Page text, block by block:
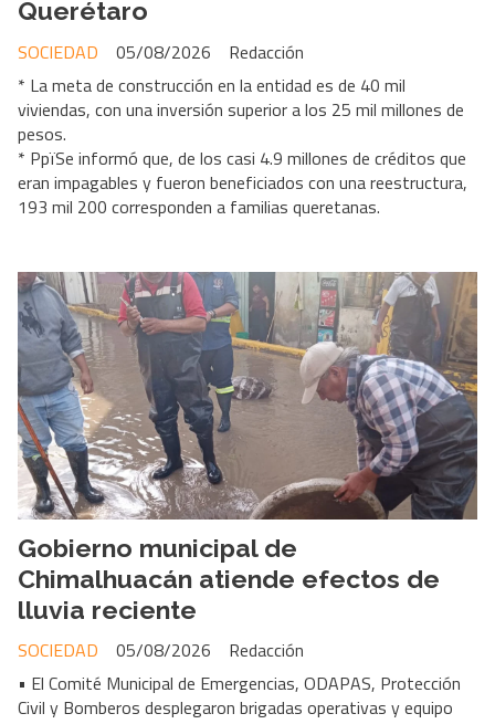
Querétaro
Redacción
SOCIEDAD
05/08/2026
* La meta de construcción en la entidad es de 40 mil
viviendas, con una inversión superior a los 25 mil millones de
pesos.
* PpïSe informó que, de los casi 4.9 millones de créditos que
eran impagables y fueron beneficiados con una reestructura,
193 mil 200 corresponden a familias queretanas.
Gobierno municipal de
Chimalhuacán atiende efectos de
lluvia reciente
Redacción
SOCIEDAD
05/08/2026
• El Comité Municipal de Emergencias, ODAPAS, Protección
Civil y Bomberos desplegaron brigadas operativas y equipo